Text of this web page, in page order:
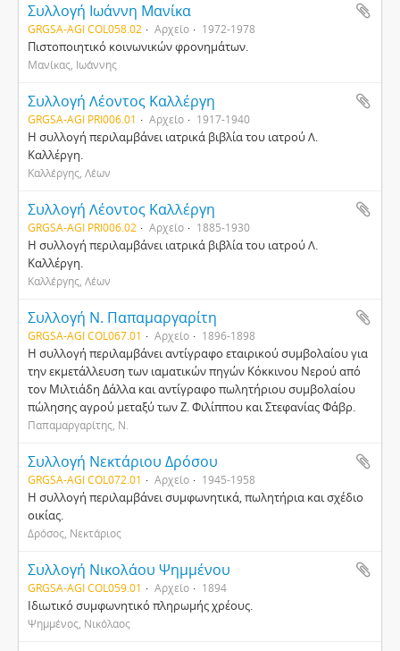
Συλλογή Ιωάννη Μανίκα
GRGSA-AGI COL058.02 Αρχείο 1972-1978
Πιστοποιητικό κοινωνικών φρονημάτων.
Μανίκας, Ιωάννης
Συλλογή Λέοντος Καλλέργη
GRGSA-AGI PRI006.01 Αρχείο 1917-1940
Η συλλογή περιλαμβάνει ιατρικά βιβλία του ιατρού Λ.
Καλλέργη.
Καλλέργης, Λέων
Συλλογή Λέοντος Καλλέργη
GRGSA-AGI PRI006.02 Αρχείο 1885-1930
Η συλλογή περιλαμβάνει ιατρικά βιβλία του ιατρού Λ.
Καλλέργη.
Καλλέργης, Λέων
Συλλογή Ν. Παπαμαργαρίτη
GRGSA-AGI COL067.01 Αρχείο 1896-1898
Η συλλογή περιλαμβάνει αντίγραφο εταιρικού συμβολαίου για
την εκμετάλλευση των ιαματικών πηγών Κόκκινου Νερού από
τον Μιλτιάδη Δάλλα και αντίγραφο πωλητήριου συμβολαίου
πώλησης αγρού μεταξύ των Ζ. Φιλίππου και Στεφανίας Φάβρ.
Παπαμαργαρίτης, Ν.
Συλλογή Νεκτάριου Δρόσου
GRGSA-AGI COL072.01 Αρχείο 1945-1958
Η συλλογή περιλαμβάνει συμφωνητικά, πωλητήρια και σχέδιο
οικίας.
Δρόσος, Νεκτάριος
Συλλογή Νικολάου Ψημμένου
GRGSA-AGI COL059.01 Αρχείο 1894
Ιδιωτικό συμφωνητικό πληρωμής χρέους.
Ψημμένος, Νικόλαος